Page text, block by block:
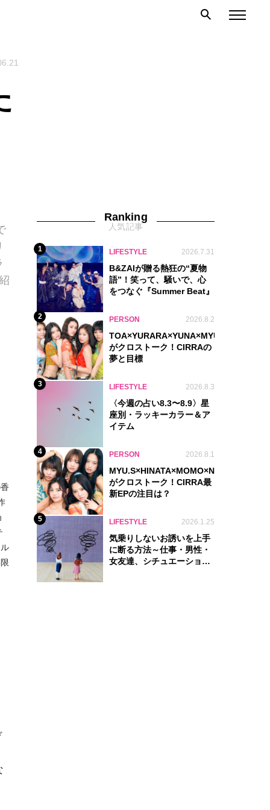
Ranking
人気記事
1 LIFESTYLE 2026.7.31
B&ZAIが贈る熱狂の“夏物
語”！笑って、騒いで、心
をつなぐ『Summer Beat』
2 PERSON 2026.8.2
TOA×YURARA×YUNA×MYU.Y×MANON
がクロストーク！CIRRAの
夢と目標
3 LIFESTYLE 2026.8.3
〈今週の占い8.3〜8.9〉星
座別・ラッキーカラー＆ア
イテム
4 PERSON 2026.8.1
がクロストーク！CIRRA最
新EPの注目は？
5 LIFESTYLE 2026.1.25
気乗りしないお誘いを上手
に断る方法～仕事・男性・
女友達、シチュエーション